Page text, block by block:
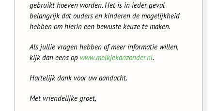
gebruikt hoeven worden. Het is in ieder geval
belangrijk dat ouders en kinderen de mogelijkheid
hebben om hierin een bewuste keuze te maken.
Als jullie vragen hebben of meer informatie willen,
kijk dan eens op www.melkjekanzonder.nl.
Hartelijk dank voor uw aandacht.
Met vriendelijke groet,